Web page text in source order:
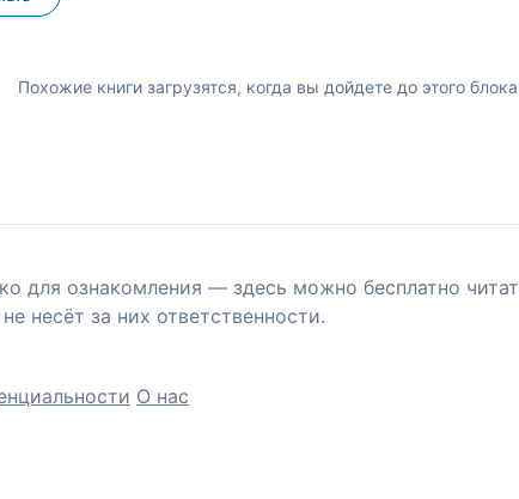
Похожие книги загрузятся, когда вы дойдете до этого
для ознакомления — здесь можно бесплатно
несёт за них ответственности.
О нас